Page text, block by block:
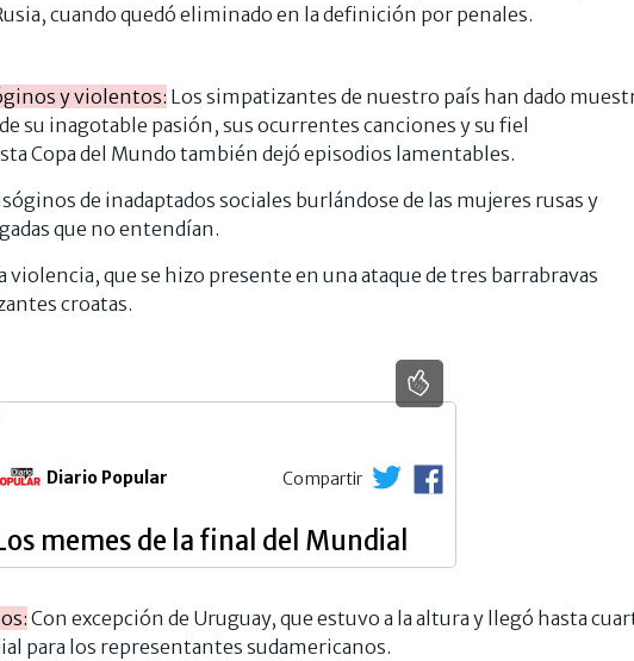
cuando quedó eliminado en la definición por penales.
y violentos: Los simpatizantes de nuestro país han dado
su inagotable pasión, sus ocurrentes canciones y su fiel
Copa del Mundo también dejó episodios lamentables.
de inadaptados sociales burlándose de las mujeres rusas y
que no entendían.
violencia, que se hizo presente en una ataque de tres barrabravas
croatas.
Diario Popular Compartir
memes de la final del Mundial
Con excepción de Uruguay, que estuvo a la altura y llegó hasta
para los representantes sudamericanos.